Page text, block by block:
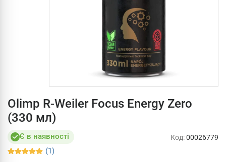
Olimp R-Weiler Focus Energy Zero
(330 мл)
Є в наявності
(1)
Код:00026779